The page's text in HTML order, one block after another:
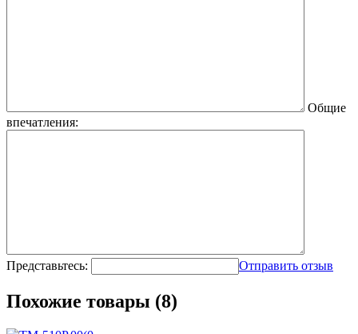
Общие
впечатления:
Представьтесь: Отправить отзыв
Похожие товары (8)